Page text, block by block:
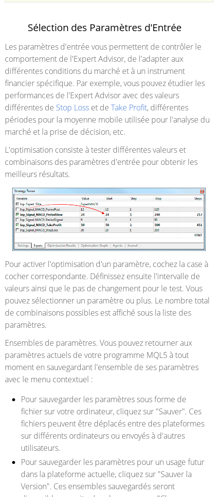
Sélection des Paramètres d'Entrée
Les paramètres d'entrée vous permettent de contrôler le
comportement de l'Expert Advisor, de l'adapter aux
différentes conditions du marché et à un instrument
financier spécifique. Par exemple, vous pouvez étudier les
performances de l'Expert Advisor avec des valeurs
différentes de Stop Loss et de Take Profit, différentes
périodes pour la moyenne mobile utilisée pour l'analyse du
marché et la prise de décision, etc.
L'optimisation consiste à tester différentes valeurs et
combinaisons des paramètres d'entrée pour obtenir les
meilleurs résultats.
Pour activer l'optimisation d'un paramètre, cochez la case à
cocher correspondante. Définissez ensuite l'intervalle de
valeurs ainsi que le pas de changement pour le test. Vous
pouvez sélectionner un paramètre ou plus. Le nombre total
de combinaisons possibles est affiché sous la liste des
paramètres.
Ensembles de paramètres. Vous pouvez retourner aux
paramètres actuels de votre programme MQL5 à tout
moment en sauvegardant l'ensemble de ses paramètres
avec le menu contextuel :
Pour sauvegarder les paramètres sous forme de
fichier sur votre ordinateur, cliquez sur "Sauver". Ces
fichiers peuvent être déplacés entre des plateformes
sur différents ordinateurs ou envoyés à d'autres
utilisateurs.
Pour sauvegarder les paramètres pour un usage futur
dans la plateforme actuelle, cliquez sur "Sauver la
Version". Ces ensembles sauvegardés seront